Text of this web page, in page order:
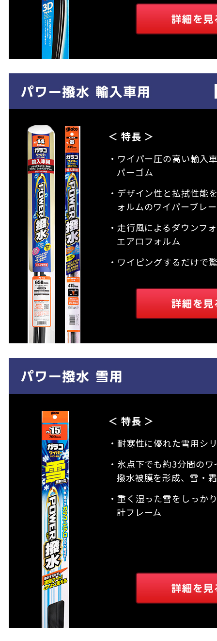
＜ 特長 ＞
・ワイパー圧の高い輸入
パーゴム
・デザイン性と払拭性能
ォルムのワイパーブレ
・走行風によるダウンフ
エアロフォルム
・ワイピングするだけで
＜ 特長 ＞
・耐寒性に優れた雪用シ
・氷点下でも約3分間の
撥水被膜を形成、雪・
・重く湿った雪をしっか
計フレーム